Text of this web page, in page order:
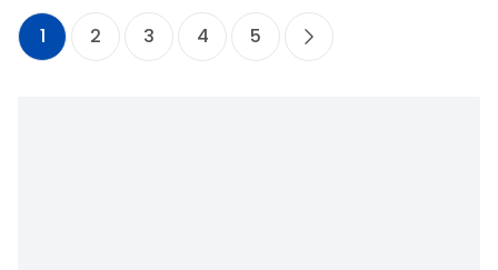
1 2 3 4 5